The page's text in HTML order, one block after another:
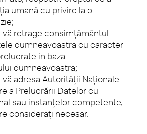
umană cu privire la o
vă retrage consimţământul
dumneavoastra cu caracter
in baza
dumneavoastra;
adresa Autorităţii Naţionale
a Prelucrării Datelor cu
sau instanţelor competente,
consideraţi necesar.